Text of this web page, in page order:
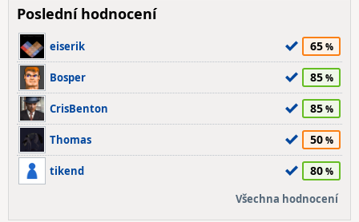
Poslední hodnocení
eiserik 65
Bosper 85
CrisBenton 85
Thomas 50
tikend 80
Všechna hodnocení